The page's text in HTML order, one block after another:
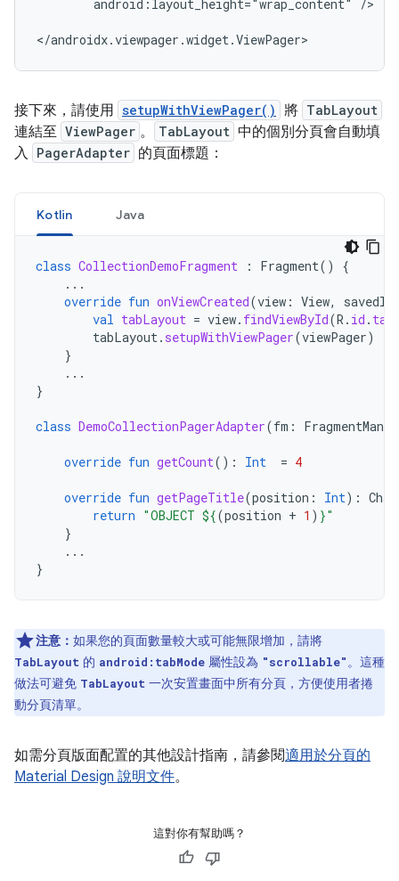
android:layout_height="wrap_content"
/>
接下來，請使用 setupWithViewPager() 將 TabLayout
連結至 ViewPager 。 TabLayout 中的個別分頁會自動填
入 PagerAdapter 的頁面標題：
Kotlin Java
class CollectionDemoFragment : Fragment()
{
...
override fun onViewCreated(view : View,
val tabLayout = view. findViewById(R . id .
tabLayout. setupWithViewPager(viewPager)
}
...
}
class DemoCollectionPagerAdapter(fm :
override fun getCount(): Int = 4
override fun getPageTitle(position : Int):
return "OBJECT ${(position + 1 ) }"
}
...
}
注意： 如果您的頁面數量較大或可能無限增加，請將
TabLayout 的 android:tabMode 屬性設為 "scrollable"。這種
做法可避免 TabLayout 一次安置畫面中所有分頁，方便使用者捲
動分頁清單。
如需分頁版面配置的其他設計指南，請參閱適用於分頁的
Material Design 說明文件。
這對你有幫助嗎？